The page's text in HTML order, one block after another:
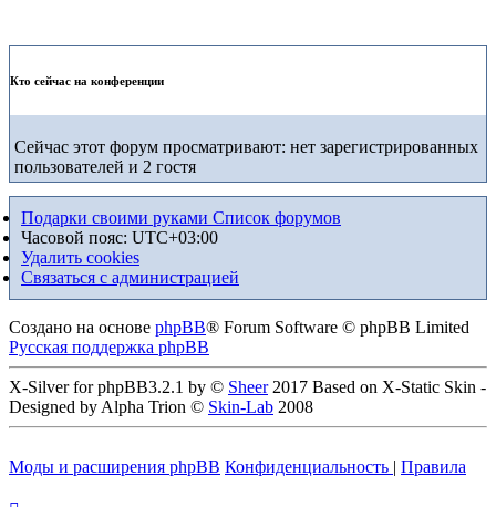
Кто сейчас на конференции
Сейчас этот форум просматривают: нет зарегистрированных
пользователей и 2 гостя
Подарки своими руками Список форумов
Часовой пояс: UTC+03:00
Удалить cookies
Связаться с администрацией
Создано на основе phpBB® Forum Software © phpBB Limited
Русская поддержка phpBB
X-Silver for phpBB3.2.1 by © Sheer2017 Based on X-Static Skin -
Designed by Alpha Trion © Skin-Lab 2008
Моды и расширения phpBB Конфиденциальность | Правила